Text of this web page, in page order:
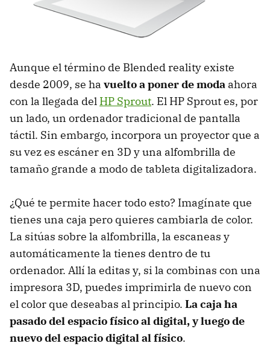
Aunque el término de Blended reality existe
desde 2009, se ha vuelto a poner de moda ahora
con la llegada del HP Sprout. El HP Sprout es, por
un lado, un ordenador tradicional de pantalla
táctil. Sin embargo, incorpora un proyector que a
su vez es escáner en 3D y una alfombrilla de
tamaño grande a modo de tableta digitalizadora.
¿Qué te permite hacer todo esto? Imagínate que
tienes una caja pero quieres cambiarla de color.
La sitúas sobre la alfombrilla, la escaneas y
automáticamente la tienes dentro de tu
ordenador. Allí la editas y, si la combinas con una
impresora 3D, puedes imprimirla de nuevo con
el color que deseabas al principio. La caja ha
pasado del espacio físico al digital, y luego de
nuevo del espacio digital al físico.